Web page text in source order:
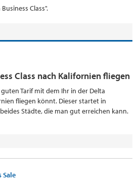
Class".
Class nach Kalifornien fliegen
Tarif mit dem Ihr in der Delta
fliegen könnt. Dieser startet in
Städte, die man gut erreichen kann.